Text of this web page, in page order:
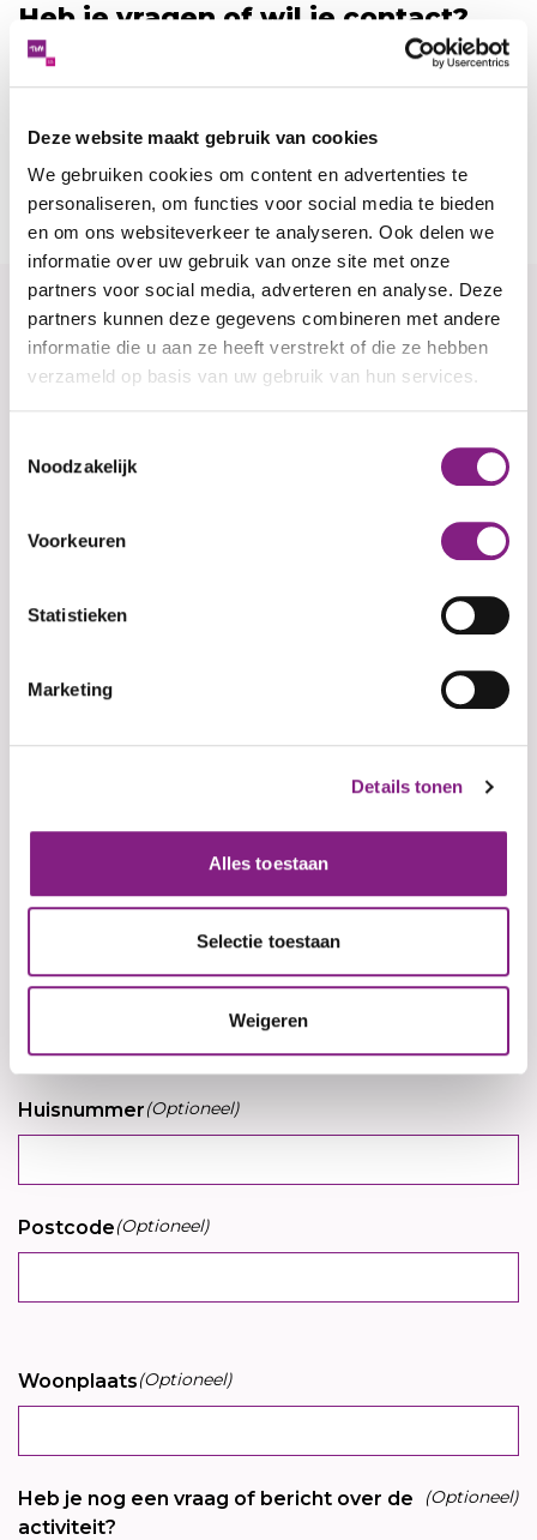
Deze website maakt gebruik van cookies
We gebruiken cookies om content en advertenties te
personaliseren, om functies voor social media te bieden
en om ons websiteverkeer te analyseren. Ook delen we
informatie over uw gebruik van onze site met onze
partners voor social media, adverteren en analyse. Deze
partners kunnen deze gegevens combineren met andere
informatie die u aan ze heeft verstrekt of die ze hebben
verzameld op basis van uw gebruik van hun services.
Noodzakelijk
Voorkeuren
Statistieken
Marketing
Details tonen
Alles toestaan
Selectie toestaan
Weigeren
Heb je vragen of wil je contact?
Neem gerust contact op met
43624963 ofn.smeets@tomindebuurt.nl
t.fransen-hendriks@tomindebuurt.nl .
Aanmelden voor Mantelwandel
Alphen a/d Rijn
this
Naam
Jouw telefoonnummer
Huisnummer(Optioneel)
Postcode(Optioneel)
Woonplaats(Optioneel)
Heb je nog een vraag of bericht over de
activiteit?
(Optioneel)